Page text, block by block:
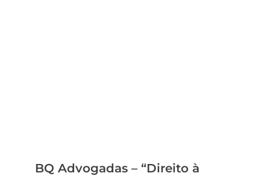
BQ Advogadas – “Direito à